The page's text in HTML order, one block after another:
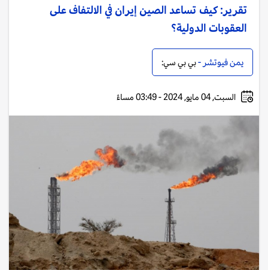
تقرير: كيف تساعد الصين إيران في الالتفاف على
العقوبات الدولية؟
يمن فيوتشر -بي بي سي:
السبت, 04 مايو, 2024 - 03:49 مساءً